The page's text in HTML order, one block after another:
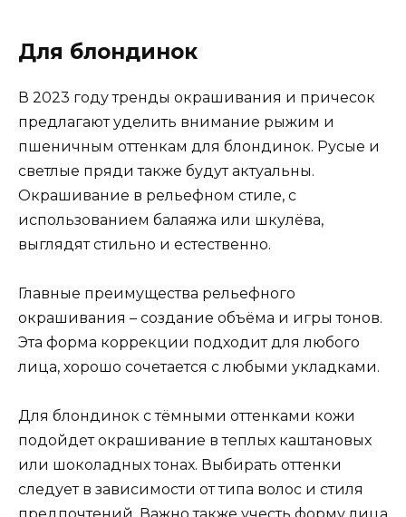
Для блондинок
В 2023 году тренды окрашивания и причесок
предлагают уделить внимание рыжим и
пшеничным оттенкам для блондинок. Русые и
светлые пряди также будут актуальны.
Окрашивание в рельефном стиле, с
использованием балаяжа или шкулёва,
выглядят стильно и естественно.
Главные преимущества рельефного
окрашивания – создание объёма и игры тонов.
Эта форма коррекции подходит для любого
лица, хорошо сочетается с любыми укладками.
Для блондинок с тёмными оттенками кожи
подойдет окрашивание в теплых каштановых
или шоколадных тонах. Выбирать оттенки
следует в зависимости от типа волос и стиля